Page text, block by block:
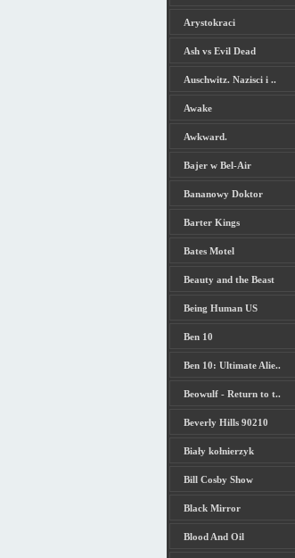
Arystokraci
Ash vs Evil Dead
Auschwitz. Nazisci i ..
Awake
Awkward.
Bajer w Bel-Air
Bananowy Doktor
Barter Kings
Bates Motel
Beauty and the Beast
Being Human US
Ben 10
Ben 10: Ultimate Alie..
Beowulf - Return to t..
Beverly Hills 90210
Biały kołnierzyk
Bill Cosby Show
Black Mirror
Blood And Oil